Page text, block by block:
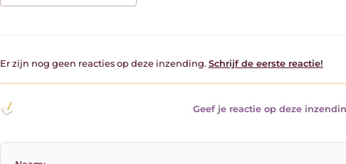
Er zijn nog geen reacties op deze inzending. Schrijf de eerste reactie!
Geef je reactie op deze